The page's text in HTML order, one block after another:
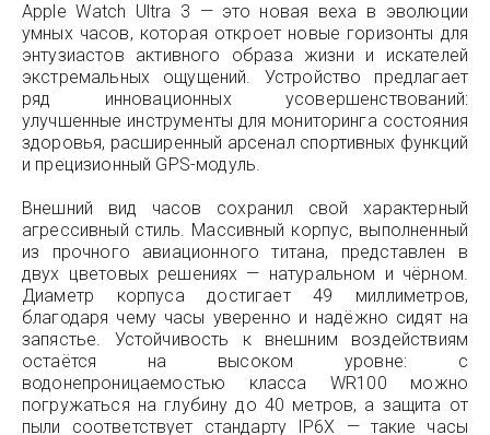
Apple Watch Ultra 3 — это новая веха в эволюции
умных часов, которая откроет новые горизонты для
энтузиастов активного образа жизни и искателей
экстремальных ощущений. Устройство предлагает
ряд инновационных усовершенствований:
улучшенные инструменты для мониторинга состояния
здоровья, расширенный арсенал спортивных функций
и прецизионный GPS-модуль.
Внешний вид часов сохранил свой характерный
агрессивный стиль. Массивный корпус, выполненный
из прочного авиационного титана, представлен в
двух цветовых решениях — натуральном и чёрном.
Диаметр корпуса достигает 49 миллиметров,
благодаря чему часы уверенно и надёжно сидят на
запястье. Устойчивость к внешним воздействиям
остаётся на высоком уровне: с
водонепроницаемостью класса WR100 можно
погружаться на глубину до 40 метров, а защита от
пыли соответствует стандарту IP6X — такие часы